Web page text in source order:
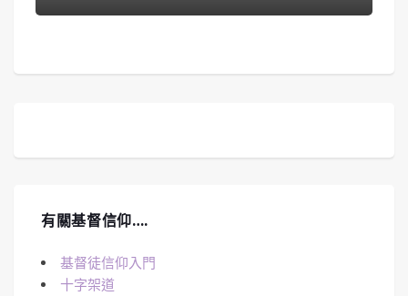
有關基督信仰….
基督徒信仰入門
十字架道